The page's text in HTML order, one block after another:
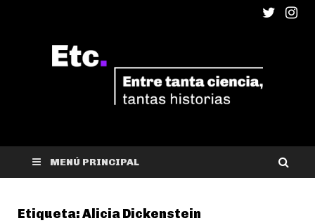
ETC
MENÚ PRINCIPAL
Etiqueta:Alicia Dickenstein